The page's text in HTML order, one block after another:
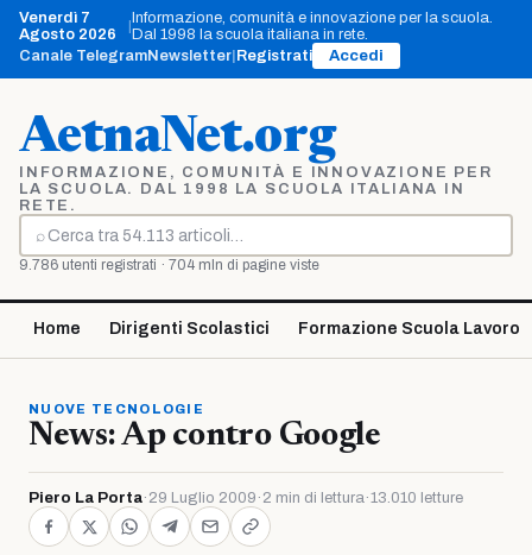
Vai
contenuto
Venerdì 7
Agosto 2026
Informazione, comunità e innovazione per la scuola.
Dal 1998 la scuola italiana in rete.
Canale TelegramNewsletter Registrati Accedi
AetnaNet.org
INFORMAZIONE, COMUNITÀ E INNOVAZIONE PER
LA SCUOLA. DAL 1998 LA SCUOLA ITALIANA IN
RETE.
⌕
Cerca
9.786 utenti registrati · 704 mln di pagine viste
Home Dirigenti Scolastici Formazione Scuola Lavoro
NUOVE TECNOLOGIE
News: Ap contro Google
Piero La Porta· 29 Luglio 2009 · 2 min di lettura·13.010 letture